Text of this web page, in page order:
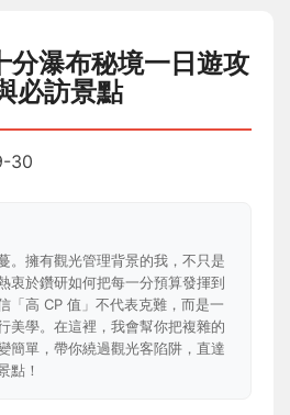
分瀑布秘境一日遊攻
必訪景點
30
。擁有觀光管理背景的我，不只是
衷於鑽研如何把每一分預算發揮到
「高 CP 值」不代表克難，而是一
美學。在這裡，我會幫你把複雜的
簡單，帶你繞過觀光客陷阱，直達
點！